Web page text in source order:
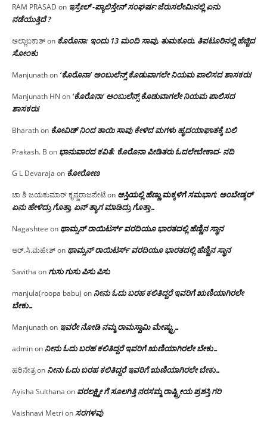
RAM PRASAD on ಇಸ್ರೇಲ್ -ಪ್ಯಾಲಿಸ್ತೇನ್ ಸಂಘರ್ಷ:ಜೆರುಸಲೇಮಿನಲ್ಲಿ ಏನು
ನಡೆಯುತ್ತಿದೆ ?
ಅಲ್ಲಾಬಕಾಶ್on ಕೊರೊನಾ: ಇಂದು 13 ಮಂದಿ ಸಾವು, ತುಮಕೂರು, ತಿಪಟೂರಿನಲ್ಲಿ ಹೆಚ್ಚಿದ
ಸೋಂಕು
Manjunathon ‘ಕೊರೊನಾ’ ಅಂಬುಲೆನ್ಸ್ ಕೊಡುವಾಗಲೇ ನಿಯಮ ಪಾಲಿಸದ ಶಾಸಕರು!
Manjunath HN on ‘ಕೊರೊನಾ’ ಅಂಬುಲೆನ್ಸ್ ಕೊಡುವಾಗಲೇ ನಿಯಮ ಪಾಲಿಸದ
ಶಾಸಕರು!
Bharathon ಕೋವಿಡ್ ನಿಂದ ತಾಯಿ ಸಾವು ಕೇಳಿದ ಮಗಳು ಹೃದಯಾಘಾತಕ್ಕೆ ಬಲಿ
Prakash. B on ಭಾನುವಾರದ ಕವಿತೆ: ಕೊರೊನಾ ಪೀಡಿತರು ಓದಲೇಬೇಕಾದ- ನದಿ
G L Devaraja on ಕೋರೋಣ
ಚಾ ಶಿ ಜಯಕುಮಾರ್ ಕೃಷ್ಣರಾಜಪೇಟೆon ಆಸ್ತಿಯಲ್ಲಿ ಹೆಣ್ಣು ಮಕ್ಕಳಿಗೆ ಸಮಭಾಗ; ಅಂಬೇಡ್ಕರ್
ಏನು ಹೇಳಿದ್ರು ಗೊತ್ತಾ, ಏನ್ ತ್ಯಾಗ ಮಾಡಿದ್ರು ಗೊತ್ತಾ…
Nagashtee on ಥಾಮ್ಸನ್ ರಾಯಿಟರ್ಸ್ ವರದಿಯೂ ಭಾರತದಲ್ಲಿ ಹೆಣ್ಣಿನ ಸ್ಥಾನ‌
ಆರ್.ಸಿ.ಮಹೇಶ್on ಥಾಮ್ಸನ್ ರಾಯಿಟರ್ಸ್ ವರದಿಯೂ ಭಾರತದಲ್ಲಿ ಹೆಣ್ಣಿನ ಸ್ಥಾನ‌
Savitha onಗುಸು ಗುಸು ಪಿಸು ಪಿಸು
manjula(roopa babu) on ನೀನು ಓದು ಬರಹ ಕಲಿತಿದ್ದರೆ ಇವರಿಗೆ ಋಣಿಯಾಗಿರಲೇ
ಬೇಕು…
Manjunathon ಇವರೇ‌ ನೋಡಿ‌ ನಮ್ಮ‌ ರಾಮಸ್ವಾಮಿ ಮೇಷ್ಟ್ರು…
adminon ನೀನು ಓದು ಬರಹ ಕಲಿತಿದ್ದರೆ ಇವರಿಗೆ ಋಣಿಯಾಗಿರಲೇ ಬೇಕು…
ಹರಿನೇತ್ರon ನೀನು ಓದು ಬರಹ ಕಲಿತಿದ್ದರೆ ಇವರಿಗೆ ಋಣಿಯಾಗಿರಲೇ ಬೇಕು…
Ayisha Sulthana on ವರಲಕ್ಷ್ಮೀ ಗೆ ಸೂಲಗಿತ್ತಿ ನರಸಮ್ಮ‌ ರಾಷ್ಟ್ರೀಯ ಪ್ರಶಸ್ತಿ ಗರಿ
Vaishnavi Metri onಸರಗಳವು